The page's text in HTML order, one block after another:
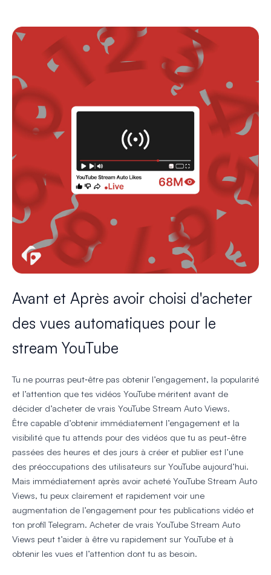
Avant et Après avoir choisi d'acheter
des vues automatiques pour le
stream YouTube
Tu ne pourras peut‑être pas obtenir l’engagement, la popularité
et l’attention que tes vidéos YouTube méritent avant de
décider d’acheter de vrais YouTube Stream Auto Views.
Être capable d’obtenir immédiatement l’engagement et la
visibilité que tu attends pour des vidéos que tu as peut-être
passées des heures et des jours à créer et publier est l’une
des préoccupations des utilisateurs sur YouTube aujourd’hui.
Mais immédiatement après avoir acheté YouTube Stream Auto
Views, tu peux clairement et rapidement voir une
augmentation de l’engagement pour tes publications vidéo et
ton profil Telegram. Acheter de vrais YouTube Stream Auto
Views peut t’aider à être vu rapidement sur YouTube et à
obtenir les vues et l’attention dont tu as besoin.